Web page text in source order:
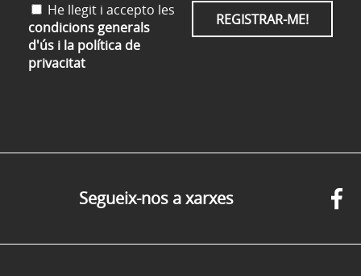
He llegit i accepto les
condicions generals
d'ús i la política de
privacitat
Segueix-nos a xarxes